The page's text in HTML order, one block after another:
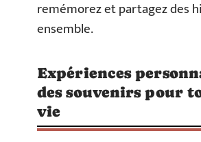
remémorez et partagez des
ensemble.
Expériences
des souvenirs pour
vie